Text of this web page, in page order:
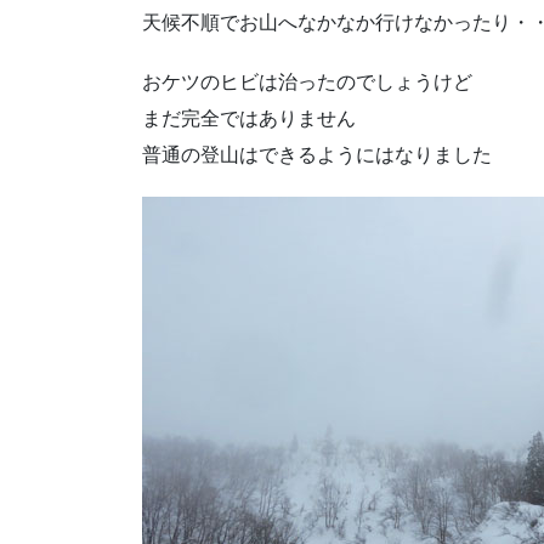
天候不順でお山へなかなか行けなかったり・
おケツのヒビは治ったのでしょうけど
まだ完全ではありません
普通の登山はできるようにはなりました